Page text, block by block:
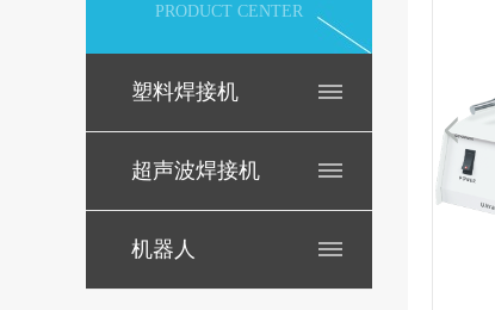
PRODUCT CENTER
塑料焊接机
超声波焊接机
机器人